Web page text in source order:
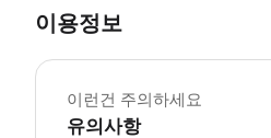
이용정보
이런건 주의하세요
유의사항